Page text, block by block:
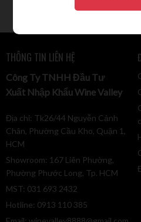
THÔNG TIN LIÊN HỆ
Công Ty TNHH Đầu Tư
Xuất Nhập Khẩu Wine Valley
Địa chỉ: Tk26/44 Nguyễn Cảnh
Chân, Phường Cầu Kho, Quận 1,
HCM
Showroom: 167 Liên Phường,
Phường Phước Long, Tp. HCM
MST: 031 693 2432
Hotline: 0913 110 385